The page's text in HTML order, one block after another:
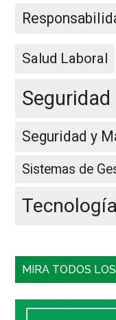
Salud Laboral
Seguridad y
Sistemas de
Tecnología
MIRA TODOS